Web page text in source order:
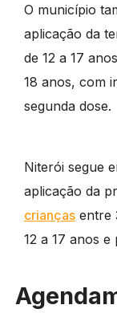
O município
aplicação da
de 12 a 17
18 anos, com
segunda dose.
Niterói segue
aplicação da
criançasentre
12 a 17 anos e